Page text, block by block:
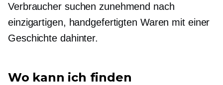
Verbraucher suchen zunehmend nach
einzigartigen, handgefertigten Waren mit einer
Geschichte dahinter.
Wo kann ich finden